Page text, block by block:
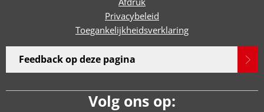
Privacybeleid
Toegankelijkheidsverklaring
Feedback op deze pagina
Volg ons op: